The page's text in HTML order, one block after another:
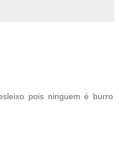
pois ninguem é burro